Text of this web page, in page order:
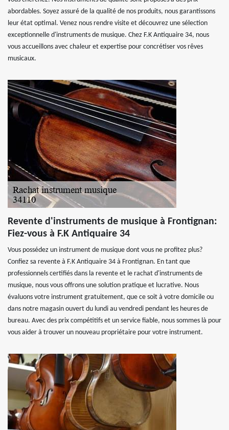
abordables. Soyez assuré de la qualité de nos produits, nous garantissons
leur état optimal. Venez nous rendre visite et découvrez une sélection
exceptionnelle d'instruments de musique. Chez F.K Antiquaire 34, nous
vous accueillons avec chaleur et expertise pour concrétiser vos rêves
musicaux.
Revente d'instruments de musique à Frontignan:
Fiez-vous à F.K Antiquaire 34
Vous possédez un instrument de musique dont vous ne profitez plus?
Confiez sa revente à F.K Antiquaire 34 à Frontignan. En tant que
professionnels certifiés dans la revente et le rachat d'instruments de
musique, nous vous offrons une solution pratique et lucrative. Nous
évaluons votre instrument gratuitement, que ce soit à votre domicile ou
dans notre magasin ouvert du lundi au vendredi pendant les heures de
bureau. Avec des prix compétitifs et un service fiable, nous sommes là pour
vous aider à trouver un nouveau propriétaire pour votre instrument.